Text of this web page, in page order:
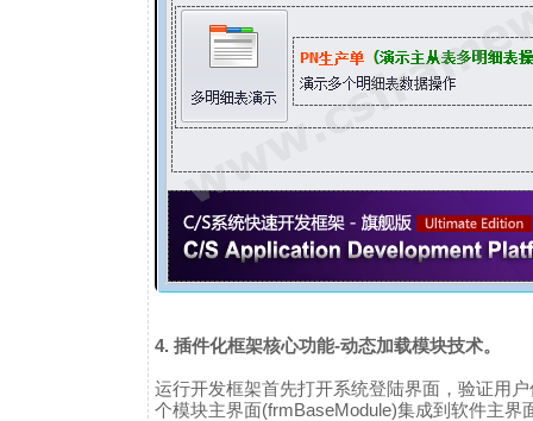
4. 插件化框架核心功能-动态加载模块技术。
运行开发框架首先打开系统登陆界面，验证用
个模块主界面(frmBaseModule)集成到软件主界